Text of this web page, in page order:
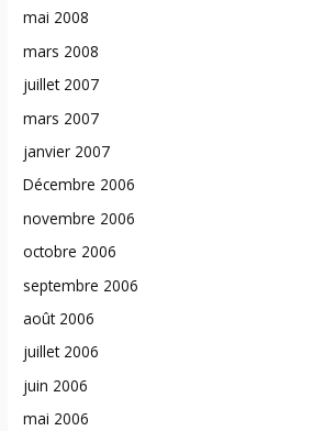
mai 2008
mars 2008
juillet 2007
mars 2007
janvier 2007
Décembre 2006
novembre 2006
octobre 2006
septembre 2006
août 2006
juillet 2006
juin 2006
mai 2006